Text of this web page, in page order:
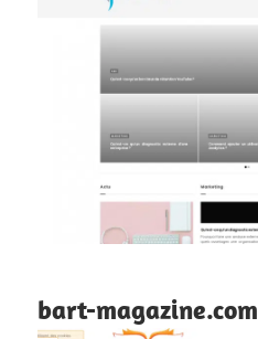
bart-magazine.com